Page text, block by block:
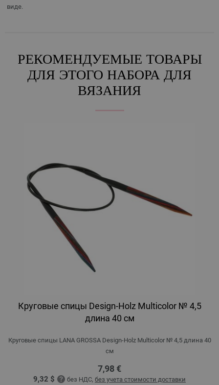
виде.
РЕКОМЕНДУЕМЫЕ ТОВАРЫ
ДЛЯ ЭТОГО НАБОРА ДЛЯ
ВЯЗАНИЯ
Круговые спицы Design-Holz Multicolor № 4,5
длина 40 см
Круговые спицы LANA GROSSA Design-Holz Multicolor № 4,5 длина 40
см
7,98 €
9,32 $ без НДС, без учета стоимости доставки